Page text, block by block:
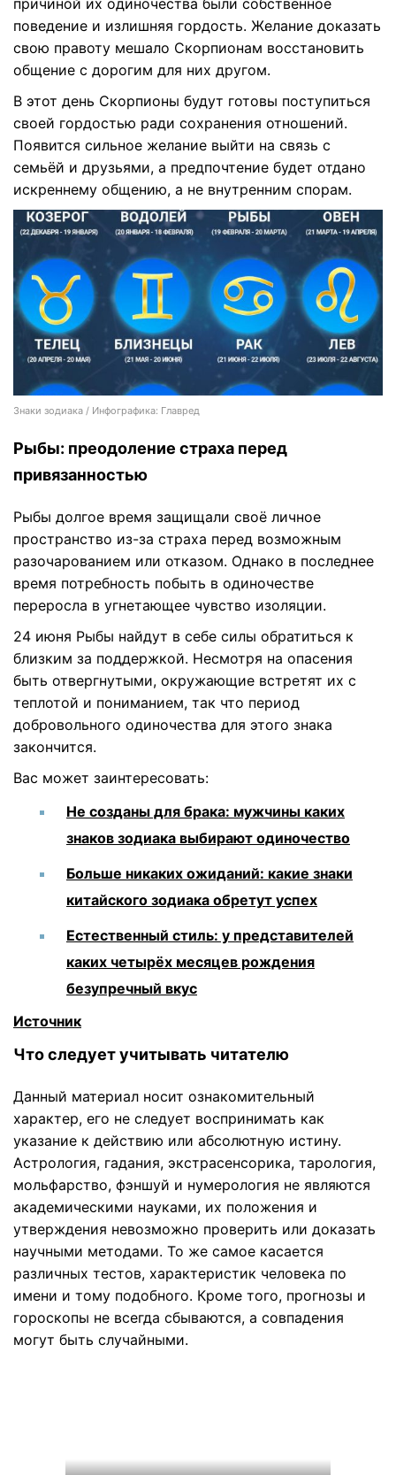
причиной их одиночества были собственное
поведение и излишняя гордость. Желание доказать
свою правоту мешало Скорпионам восстановить
общение с дорогим для них другом.
В этот день Скорпионы будут готовы поступиться
своей гордостью ради сохранения отношений.
Появится сильное желание выйти на связь с
семьёй и друзьями, а предпочтение будет отдано
искреннему общению, а не внутренним спорам.
Знаки зодиака / Инфографика: Главред
Рыбы: преодоление страха перед
привязанностью
Рыбы долгое время защищали своё личное
пространство из-за страха перед возможным
разочарованием или отказом. Однако в последнее
время потребность побыть в одиночестве
переросла в угнетающее чувство изоляции.
24 июня Рыбы найдут в себе силы обратиться к
близким за поддержкой. Несмотря на опасения
быть отвергнутыми, окружающие встретят их с
теплотой и пониманием, так что период
добровольного одиночества для этого знака
закончится.
Вас может заинтересовать:
Не созданы для брака: мужчины каких
знаков зодиака выбирают одиночество
Больше никаких ожиданий: какие знаки
китайского зодиака обретут успех
Естественный стиль: у представителей
каких четырёх месяцев рождения
безупречный вкус
Источник
Что следует учитывать читателю
Данный материал носит ознакомительный
характер, его не следует воспринимать как
указание к действию или абсолютную истину.
Астрология, гадания, экстрасенсорика, тарология,
мольфарство, фэншуй и нумерология не являются
академическими науками, их положения и
утверждения невозможно проверить или доказать
научными методами. То же самое касается
различных тестов, характеристик человека по
имени и тому подобного. Кроме того, прогнозы и
гороскопы не всегда сбываются, а совпадения
могут быть случайными.